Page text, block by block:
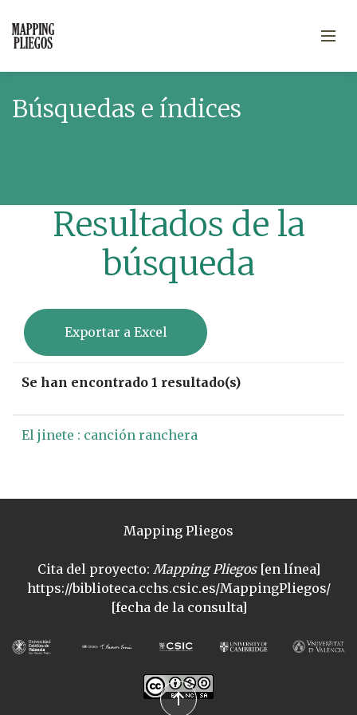
Búsquedas e índices
Resultados de la
búsqueda
Exportar a Excel
Se han encontrado 1 resultado(s)
El jinete : canción ranchera
Mapping Pliegos
Cita del proyecto: Mapping Pliegos[en línea]
https://biblioteca.cchs.csic.es/MappingPliegos/
[fecha de la consulta]